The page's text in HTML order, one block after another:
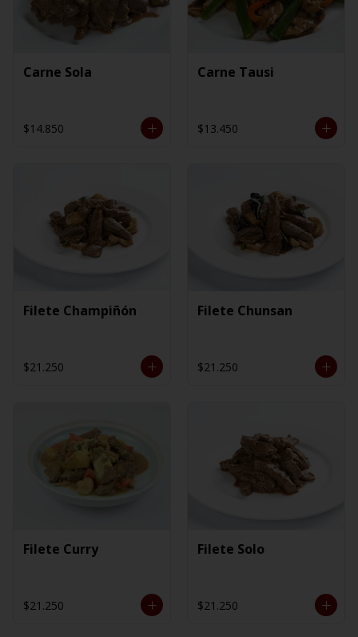
Carne Sola
$14.850
Carne Tausi
$13.450
Filete Champiñón
$21.250
Filete Chunsan
$21.250
Filete Curry
$21.250
Filete Solo
$21.250